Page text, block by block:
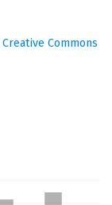
Creative Commons